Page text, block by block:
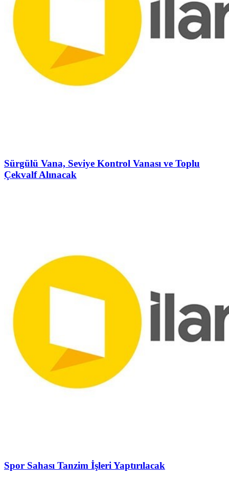
Sürgülü Vana, Seviye Kontrol Vanası ve Toplu
Çekvalf Alınacak
Spor Sahası Tanzim İşleri Yaptırılacak